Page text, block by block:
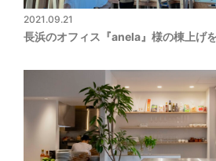
2021.09.21
長浜のオフィス『anela』様の棟上げを